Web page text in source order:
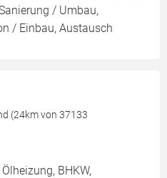
/ Umbau,
/ Einbau, Austausch
(24km von 37133
BHKW,